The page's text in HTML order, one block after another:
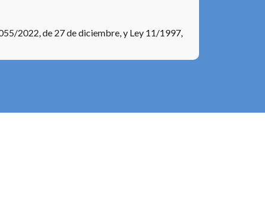
2022, de 27 de diciembre, y Ley 11/1997,